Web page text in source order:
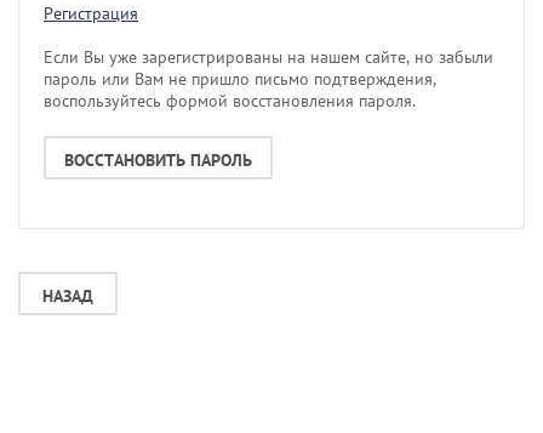
Регистрация
Если Вы уже зарегистрированы на нашем сайте, но забыли
пароль или Вам не пришло письмо подтверждения,
воспользуйтесь формой восстановления пароля.
ВОССТАНОВИТЬ ПАРОЛЬ
НАЗАД